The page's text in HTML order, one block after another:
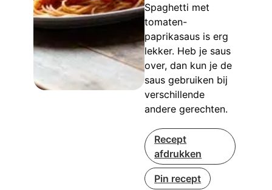
Spaghetti met
tomaten-
paprikasaus is erg
lekker. Heb je saus
over, dan kun je de
saus gebruiken bij
verschillende
andere gerechten.
Recept
afdrukken
Pin recept